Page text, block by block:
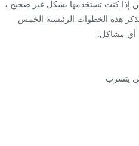
إذا كنت تستخدمها بشكل غير صحيح ،
هذه الخطوات الرئيسية الخمس
أي مشاكل:
يتسرب